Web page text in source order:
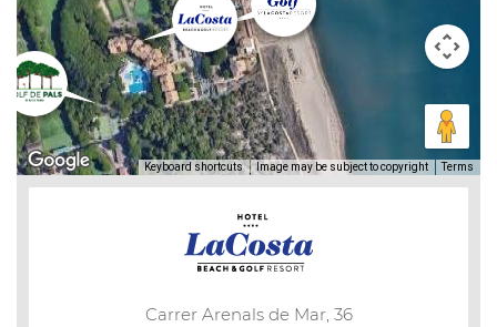
Keyboard shortcuts Image may be subject to copyright Terms
Carrer Arenals de Mar, 36